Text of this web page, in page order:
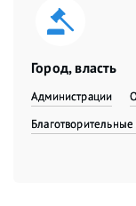
Город, власть
Администрации